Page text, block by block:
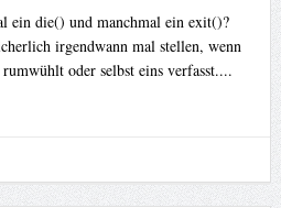
ein die() und manchmal ein exit()?
irgendwann mal stellen, wenn
oder selbst eins verfasst....